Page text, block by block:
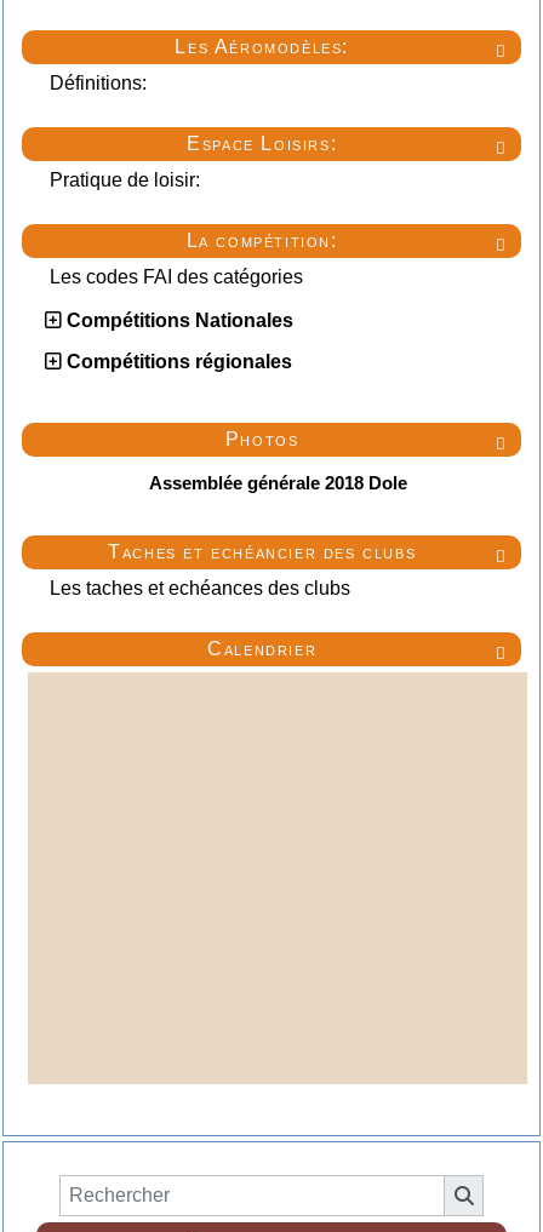

Les Aéromodèles:
Définitions:

Espace Loisirs:
Pratique de loisir:

La compétition:
Les codes FAI des catégories
Compétitions Nationales
Compétitions régionales

Photos
Assemblée générale 2018 Dole

Taches et echéancier des clubs
Les taches et echéances des clubs

Calendrier